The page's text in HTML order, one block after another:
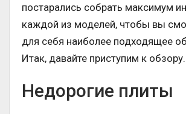
постарались собрать максимум
каждой из моделей, чтобы вы
для себя наиболее подходящее
Итак, давайте приступим к обзору.
Недорогие плиты